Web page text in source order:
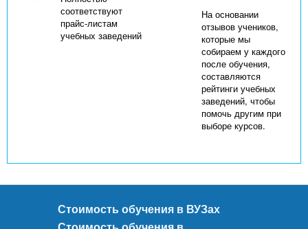
соответствуют
прайс-листам
учебных заведений
На основании
отзывов учеников,
которые мы
собираем у каждого
после обучения,
составляются
рейтинги учебных
заведений, чтобы
помочь другим при
выборе курсов.
Стоимость обучения в ВУЗах